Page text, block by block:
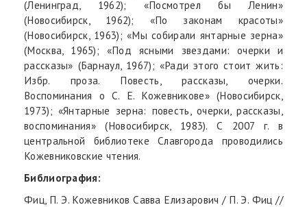
(Ленинград, 1962); «Посмотрел бы Ленин»
(Новосибирск, 1962); «По законам красоты»
(Новосибирск, 1963); «Мы собирали янтарные зерна»
(Москва, 1965); «Под ясными звездами: очерки и
рассказы» (Барнаул, 1967); «Ради этого стоит жить:
Избр. проза. Повесть, рассказы, очерки.
Воспоминания о С. Е. Кожевникове» (Новосибирск,
1973); «Янтарные зерна: повесть, очерки, рассказы,
воспоминания» (Новосибирск, 1983). С 2007 г. в
центральной библиотеке Славгорода проводились
Кожевниковские чтения.
Библиография:
Фиц, П. Э. Кожевников Савва Елизарович / П. Э. Фиц //